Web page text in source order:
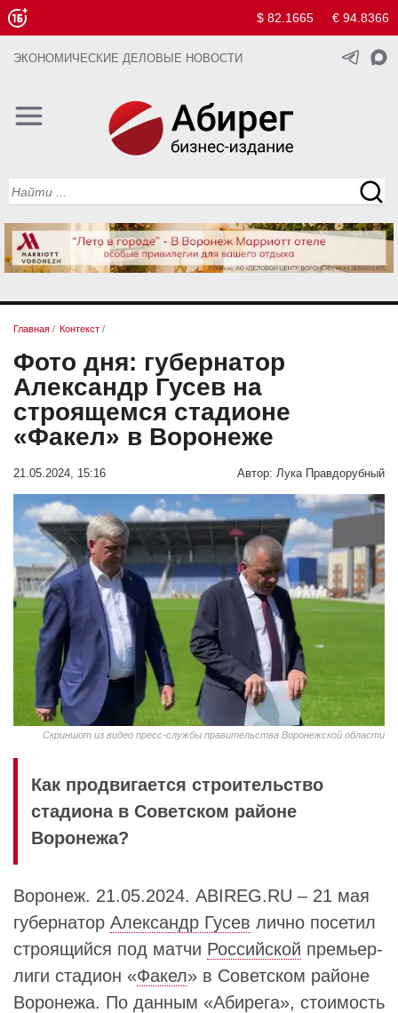
$ 82.1665 € 94.8366
ЭКОНОМИЧЕСКИЕ ДЕЛОВЫЕ НОВОСТИ
Главная / Контекст /
Фото дня: губернатор
Александр Гусев на
строящемся стадионе
«Факел» в Воронеже
21.05.2024, 15:16 Автор: Лука Правдорубный
Скриншот из видео пресс-службы правительства Воронежской области
Как продвигается строительство
стадиона в Советском районе
Воронежа?
Воронеж. 21.05.2024. ABIREG.RU – 21 мая
губернатор Александр Гусев лично посетил
строящийся под матчи Российской премьер-
лиги стадион «Факел» в Советском районе
Воронежа. По данным «Абирега», стоимость